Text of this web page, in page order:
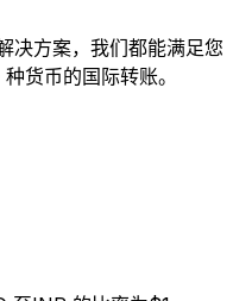
决方案，我们都能满足您
货币的国际转账。